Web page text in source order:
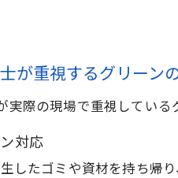
が重視するグリーン
実際の現場で重視している
対応
したゴミや資材を持ち帰